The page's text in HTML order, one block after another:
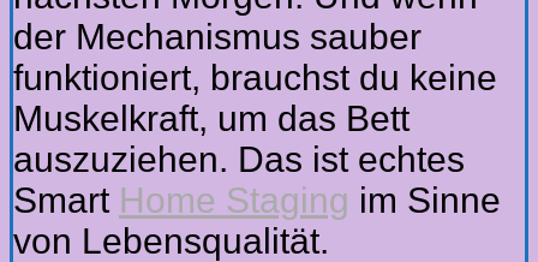
der Mechanismus sauber
funktioniert, brauchst du keine
Muskelkraft, um das Bett
auszuziehen. Das ist echtes
Smart Home Staging im Sinne
von Lebensqualität.